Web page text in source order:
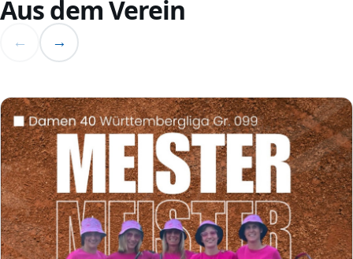
Aus dem Verein
← →